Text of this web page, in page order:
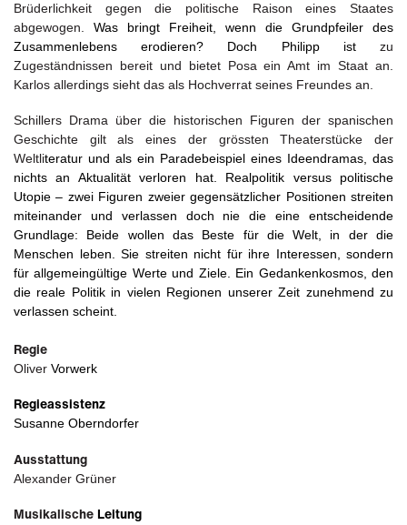
Brüderlichkeit gegen die politische Raison eines Staates
abgewogen. Was bringt Freiheit, wenn die Grundpfeiler des
Zusammenlebens erodieren? Doch Philipp ist zu
Zugeständnissen bereit und bietet Posa ein Amt im Staat an.
Karlos allerdings sieht das als Hochverrat seines Freundes an.
Schillers Drama über die historischen Figuren der spanischen
Geschichte gilt als eines der grössten Theaterstücke der
Weltliteratur und als ein Paradebeispiel eines Ideendramas, das
nichts an Aktualität verloren hat. Realpolitik versus politische
Utopie – zwei Figuren zweier gegensätzlicher Positionen streiten
miteinander und verlassen doch nie die eine entscheidende
Grundlage: Beide wollen das Beste für die Welt, in der die
Menschen leben. Sie streiten nicht für ihre Interessen, sondern
für allgemeingültige Werte und Ziele. Ein Gedankenkosmos, den
die reale Politik in vielen Regionen unserer Zeit zunehmend zu
verlassen scheint.
Regie
Oliver Vorwerk
Regieassistenz
Susanne Oberndorfer
Ausstattung
Alexander Grüner
Musikalische Leitung